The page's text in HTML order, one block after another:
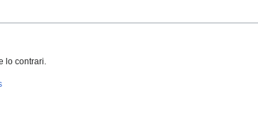
lo contrari.